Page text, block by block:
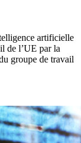
artificielle
de l’UE par la
groupe de travail